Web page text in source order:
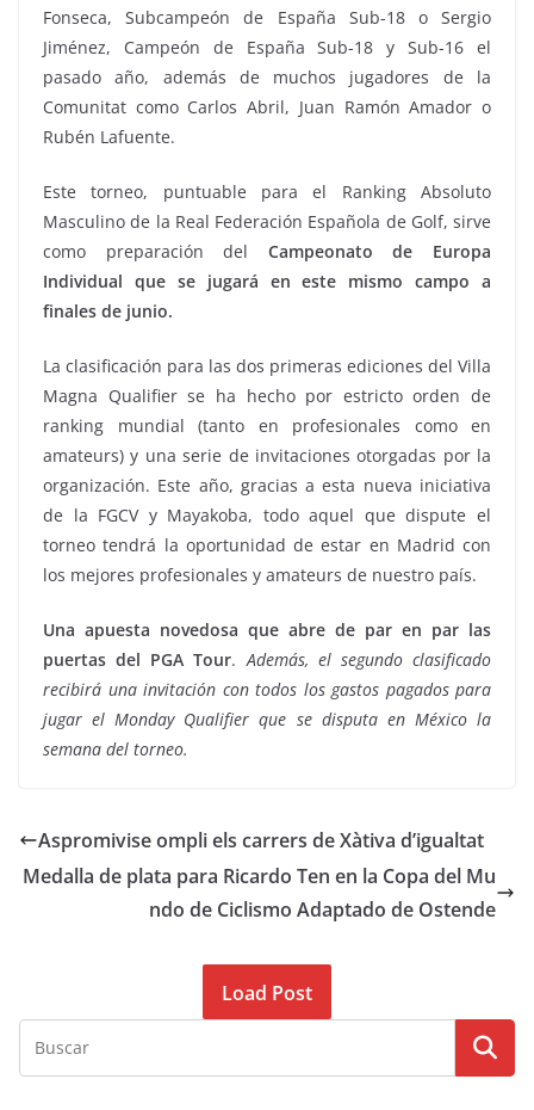
Fonseca, Subcampeón de España Sub-18 o Sergio
Jiménez, Campeón de España Sub-18 y Sub-16 el
pasado año, además de muchos jugadores de la
Comunitat como Carlos Abril, Juan Ramón Amador o
Rubén Lafuente.
Este torneo, puntuable para el Ranking Absoluto
Masculino de la Real Federación Española de Golf, sirve
como preparación del Campeonato de Europa
Individual que se jugará en este mismo campo a
finales de junio.
La clasificación para las dos primeras ediciones del Villa
Magna Qualifier se ha hecho por estricto orden de
ranking mundial (tanto en profesionales como en
amateurs) y una serie de invitaciones otorgadas por la
organización. Este año, gracias a esta nueva iniciativa
de la FGCV y Mayakoba, todo aquel que dispute el
torneo tendrá la oportunidad de estar en Madrid con
los mejores profesionales y amateurs de nuestro país.
Una apuesta novedosa que abre de par en par las
puertas del PGA Tour.Además, el segundo clasificado
recibirá una invitación con todos los gastos pagados para
jugar el Monday Qualifier que se disputa en México la
semana del torneo.
Aspromivise ompli els carrers de Xàtiva d’igualtat
Medalla de plata para Ricardo Ten en la Copa del Mu
ndo de Ciclismo Adaptado de Ostende
Load Post